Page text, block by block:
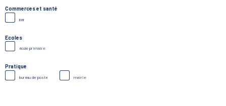
Commerces et santé
bar
Ecoles
école primaire
Pratique
bureau de poste mairie